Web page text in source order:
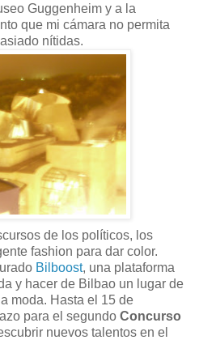
Guggenheim y a la
que mi cámara no permita
nítidas.
de los políticos, los
fashion para dar color.
Bilboost, una plataforma
y hacer de Bilbao un lugar de
moda. Hasta el 15 de
para el segundo Concurso
nuevos talentos en el